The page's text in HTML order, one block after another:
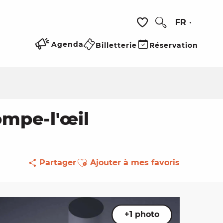
Voir les favoris
FR
Agenda Billetterie Réservation
l'œil
PartagerAjouter aux favoris
Ajouter à mes favoris
+1 photo